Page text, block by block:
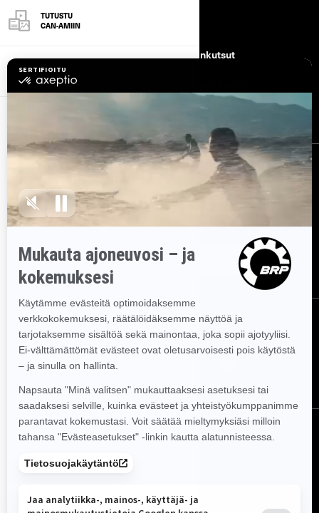
TUTUSTU
CAN-AMIIN
OMISTAJAT
Työpaikat
Tule brp:n jälleenmyyjäksi
Takaisinkutsut
TILAA UUTISKIRJE
Tilaa uutiskirje.Saat tietää tuoreeltaan uusimmat uutiset, tapahtumat
TILAA
SEURAA MEITÄ